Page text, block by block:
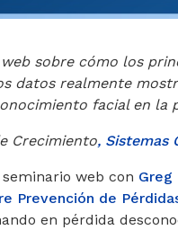
sobre cómo los
datos realmente
facial en la
Crecimiento, Sistemas
web con Greg
Prevención de
en pérdida